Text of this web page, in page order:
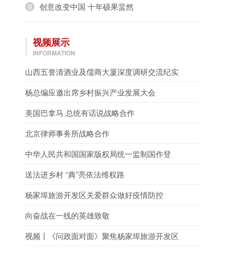
9
创意改变中国 十年硕果蜚然
视频展示
INFORMATION
山西五誉清酒业及儒商大厦深度调研交流纪实
杨总编应邀出席乡村振兴产业发展大会
美国巴拿马 总统有话说战略合作
北京律师事务所战略合作
中华人民共和国国家版权局统一监制国作登
字-2023-F-00110881
送法进乡村 “典”亮依法维权路
杨家埠旅游开发区关爱群众做好疫情防控
向奋战在一线的英雄致敬
视频丨《问政面对面》聚焦杨家埠旅游开发区